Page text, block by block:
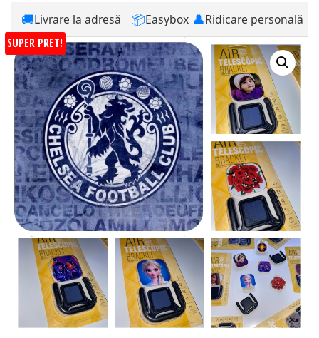
🚚Livrare la adresă 📦Easybox 👤Ridicare personală
SUPER PRET!